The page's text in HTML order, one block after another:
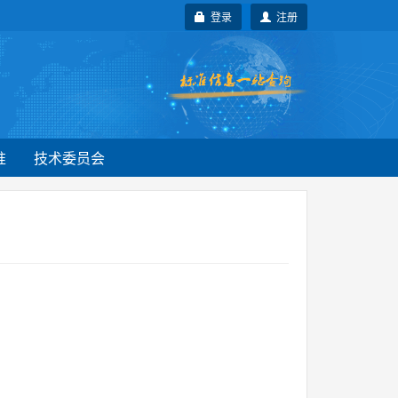
注册
登录
技术委员会